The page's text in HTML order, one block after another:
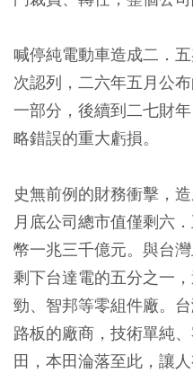
喊停純電動車造成二．
次認列，二六年五月公
一部分，後續到二七財
略錯誤的重大虧損。
史無前例的財務衝擊，
月底公司總市值僅剩六
幣一兆三千億元。與台
剩下台達電的五分之一
勁、智邦等零組件廠。
路板的廠商，技術單純
田，本田淪落至此，讓人